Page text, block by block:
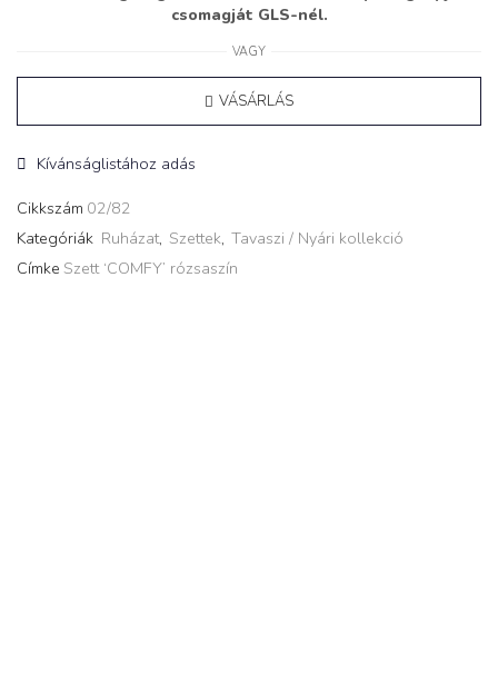
csomagját GLS-nél.
VAGY
VÁSÁRLÁS
Kívánságlistához adás
Cikkszám 02/82
Kategóriák Ruházat, Szettek, Tavaszi / Nyári kollekció
Címke Szett ‘COMFY’ rózsaszín